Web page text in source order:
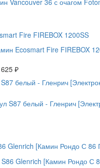
Fire FIREBOX 1200SS
₽
белый - Гленрич
Glenrich [Камин Рондо С 86